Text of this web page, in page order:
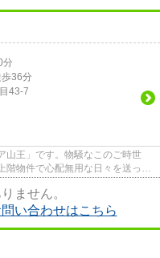
分
歩36分
43-7
山王」です。物騒なこのご時世
階物件で心配無用な日々を送って
ません。
い合わせはこちら